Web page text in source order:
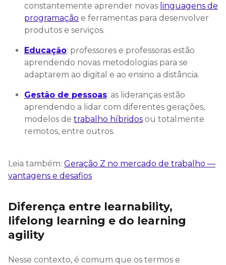
constantemente aprender novas linguagens de
programação e ferramentas para desenvolver
produtos e serviços.
Educação: professores e professoras estão
aprendendo novas metodologias para se
adaptarem ao digital e ao ensino a distância.
Gestão de pessoas: as lideranças estão
aprendendo a lidar com diferentes gerações,
modelos de trabalho híbridos ou totalmente
remotos, entre outros.
Leia também: Geração Z no mercado de trabalho —
vantagens e desafios
Diferença entre learnability,
lifelong learning e do learning
agility
Nesse contexto, é comum que os termos e